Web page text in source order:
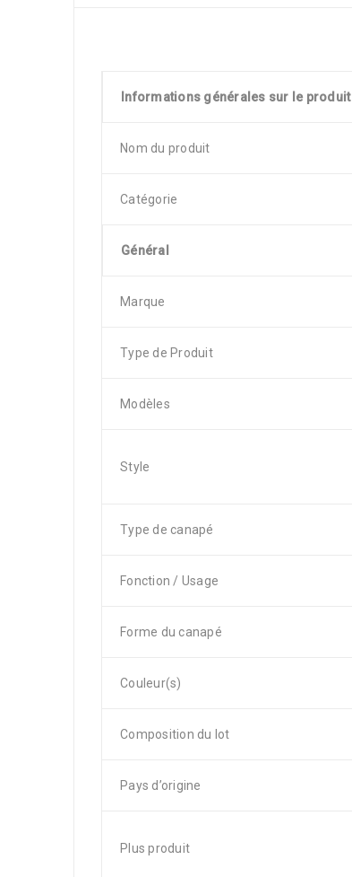
Informations générales sur le produit
Nom du produit
Catégorie
Général
Marque
Type de Produit
Modèles
Style
Type de canapé
Fonction / Usage
Forme du canapé
Couleur(s)
Composition du lot
Pays d’origine
Plus produit